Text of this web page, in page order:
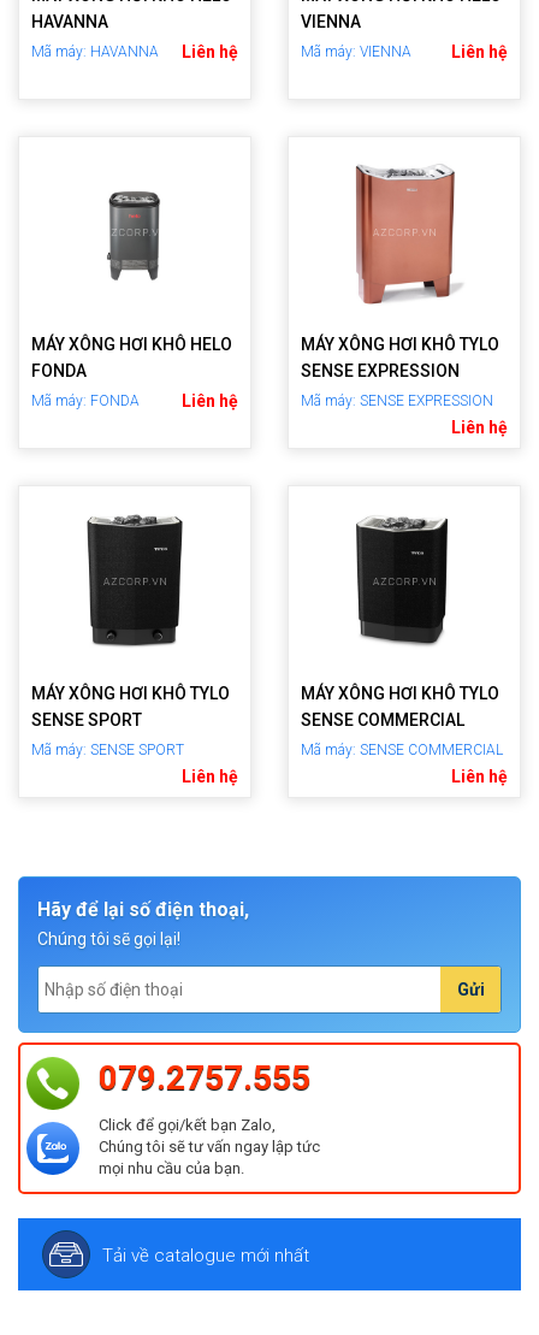
HAVANNA
Mã máy: HAVANNA Liên hệ
VIENNA
Mã máy: VIENNA Liên hệ
MÁY XÔNG HƠI KHÔ HELO
FONDA
Mã máy: FONDA Liên hệ
MÁY XÔNG HƠI KHÔ TYLO
SENSE EXPRESSION
Mã máy: SENSE EXPRESSION
Liên hệ
MÁY XÔNG HƠI KHÔ TYLO
SENSE SPORT
Mã máy: SENSE SPORT
Liên hệ
MÁY XÔNG HƠI KHÔ TYLO
SENSE COMMERCIAL
Mã máy: SENSE COMMERCIAL
Liên hệ
Hãy để lại số điện thoại,
Chúng tôi sẽ gọi lại!
Gửi
079.2757.555
Click để gọi/kết bạn Zalo,
Chúng tôi sẽ tư vấn ngay lập tức
mọi nhu cầu của bạn.
Tải về catalogue mới nhất